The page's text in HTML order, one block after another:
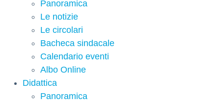
Panoramica
Le notizie
Le circolari
Bacheca sindacale
Calendario eventi
Albo Online
Didattica
Panoramica